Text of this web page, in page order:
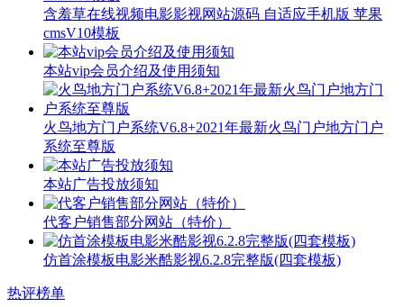
含羞草在线视频电影影视网站源码 自适应手机版 苹果
cmsV10模板
本站vip会员介绍及使用须知
火鸟地方门户系统V6.8+2021年最新火鸟门户地方门户
系统至尊版
本站广告投放须知
代客户销售部分网站（特价）
仿首涂模板电影米酷影视6.2.8完整版(四套模板)
热评榜单